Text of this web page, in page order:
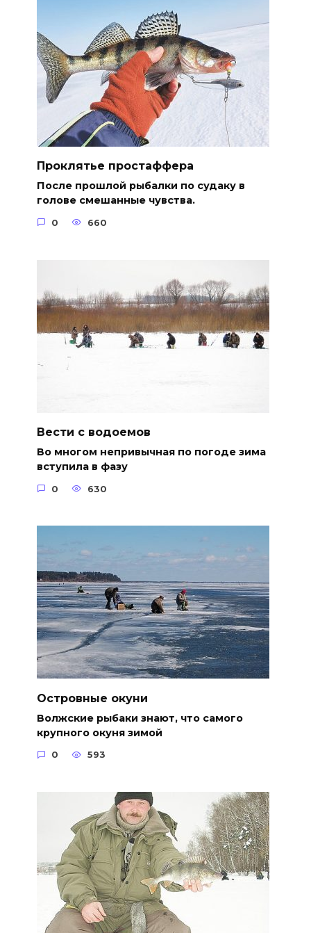
Проклятье простаффера
После прошлой рыбалки по судаку в
голове смешанные чувства.
0 660
Вести с водоемов
Во многом непривычная по погоде зима
вступила в фазу
0 630
Островные окуни
Волжские рыбаки знают, что самого
крупного окуня зимой
0 593